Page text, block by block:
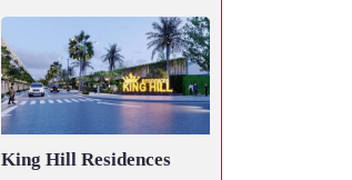
King Hill Residences